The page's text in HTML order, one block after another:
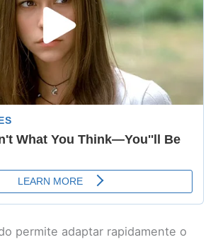
permite adaptar rapidamente o